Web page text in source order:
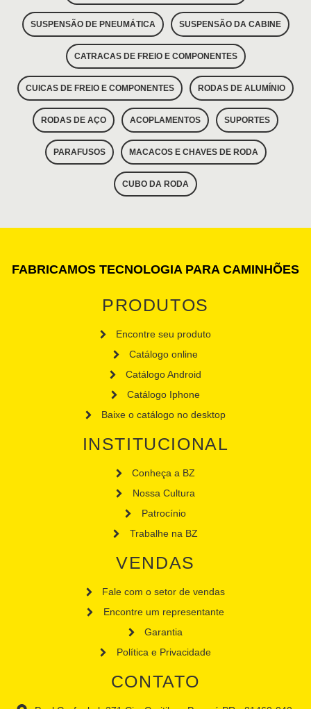
SUSPENSÃO DE PNEUMÁTICA SUSPENSÃO DA CABINE
CATRACAS DE FREIO E COMPONENTES
CUICAS DE FREIO E COMPONENTES RODAS DE ALUMÍNIO
RODAS DE AÇO ACOPLAMENTOS SUPORTES
PARAFUSOS MACACOS E CHAVES DE RODA
CUBO DA RODA
FABRICAMOS TECNOLOGIA PARA CAMINHÕES
PRODUTOS
Encontre seu produto
Catálogo online
Catálogo Android
Catálogo Iphone
Baixe o catálogo no desktop
INSTITUCIONAL
Conheça a BZ
Nossa Cultura
Patrocínio
Trabalhe na BZ
VENDAS
Fale com o setor de vendas
Encontre um representante
Garantia
Política e Privacidade
CONTATO